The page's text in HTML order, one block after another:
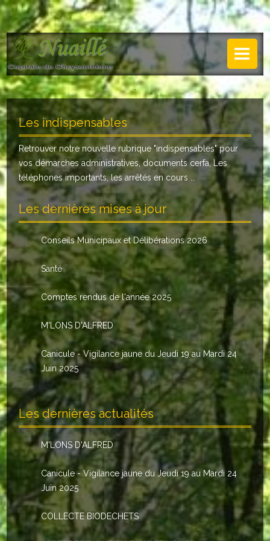
NUAILLÉ
Plan de Nuaillé
Sentiers pédestres
Guide annuel
Histoire
Galerie
LA MAIRIE
Horaires
Agence postale
Le conseil municipal
Les élus
Les commissions
Les comptes rendus
Le personnel communal
L'Echo de Nuaillé
Tarifs et locations
Galeries photos
INDISPENSABLES
Nouveaux arrivants
.
Les indispensables
Retrouver notre nouvelle rubrique "indispensables" pour
vos démarches administratives, documents cerfa, Les
téléphones importants, les arrêtés en cours ...
Les dernières mises à jour
Conseils Municipaux et Délibérations 2026
Santé
Comptes rendus de l'année 2025
M'LONS D'ALFRED
Canicule - Vigilance jaune du Jeudi 19 au Mardi 24
Juin 2025
Les dernières actualités
M'LONS D'ALFRED
Canicule - Vigilance jaune du Jeudi 19 au Mardi 24
Juin 2025
COLLECTE BIODECHETS